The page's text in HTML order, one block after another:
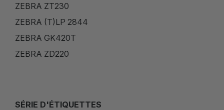
ZEBRA ZT230
ZEBRA (T)LP 2844
ZEBRA GK420T
ZEBRA ZD220
SÉRIE D'ÉTIQUETTES